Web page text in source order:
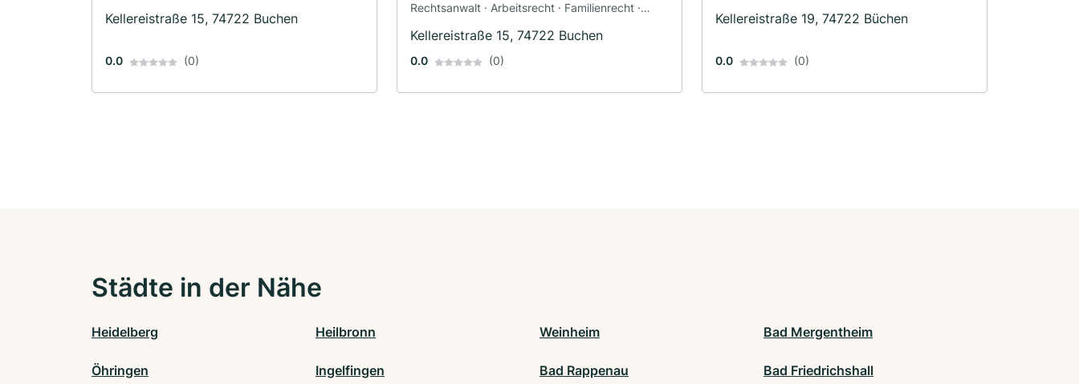
Kellereistraße 15, 74722 Buchen
0.0 (0)
Rechtsanwalt · Arbeitsrecht · Familienrecht ·
Kellereistraße 15, 74722 Buchen
0.0 (0)
Kellereistraße 19, 74722 Büchen
0.0 (0)
Städte in der Nähe
Heidelberg Heilbronn Weinheim Bad Mergentheim
Öhringen Ingelfingen Bad Rappenau Bad Friedrichshall